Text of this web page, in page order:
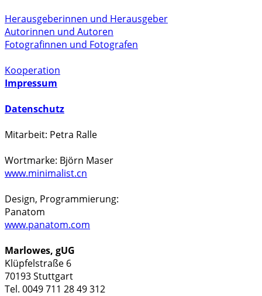
Herausgeberinnen und Herausgeber
Autorinnen und Autoren
Fotografinnen und Fotografen
Kooperation
Impressum
Datenschutz
Mitarbeit: Petra Ralle
Wortmarke: Björn Maser
www.minimalist.cn
Design, Programmierung:
Panatom
www.panatom.com
Marlowes, gUG
Klüpfelstraße 6
70193 Stuttgart
Tel. 0049 711 28 49 312